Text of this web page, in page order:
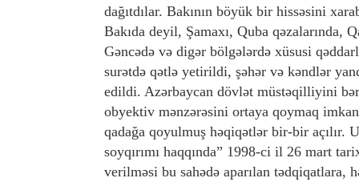
dağıtdılar. Bakının böyük bir hissəsini
Bakıda deyil, Şamaxı, Quba qəzalarında,
Gəncədə və digər bölgələrdə xüsusi
surətdə qətlə yetirildi, şəhər və kəndlər
edildi. Azərbaycan dövlət müstəqilliyini
obyektiv mənzərəsini ortaya qoymaq
qadağa qoyulmuş həqiqətlər bir-bir açılır.
soyqırımı haqqında” 1998-ci il 26 mart
verilməsi bu sahədə aparılan tədqiqatlara,